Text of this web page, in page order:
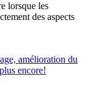
lorsque les
des aspects
amélioration du
encore!